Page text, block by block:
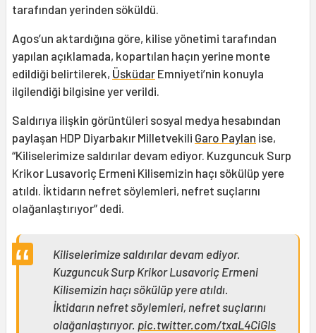
tarafından yerinden söküldü.
Agos’un aktardığına göre, kilise yönetimi tarafından
yapılan açıklamada, kopartılan haçın yerine monte
edildiği belirtilerek, Üsküdar Emniyeti’nin konuyla
ilgilendiği bilgisine yer verildi.
Saldırıya ilişkin görüntüleri sosyal medya hesabından
paylaşan HDP Diyarbakır Milletvekili Garo Paylan ise,
“Kiliselerimize saldırılar devam ediyor. Kuzguncuk Surp
Krikor Lusavoriç Ermeni Kilisemizin haçı sökülüp yere
atıldı. İktidarın nefret söylemleri, nefret suçlarını
olağanlaştırıyor” dedi.
Kiliselerimize saldırılar devam ediyor.
Kuzguncuk Surp Krikor Lusavoriç Ermeni
Kilisemizin haçı sökülüp yere atıldı.
İktidarın nefret söylemleri, nefret suçlarını
olağanlaştırıyor. pic.twitter.com/txaL4CiGIs